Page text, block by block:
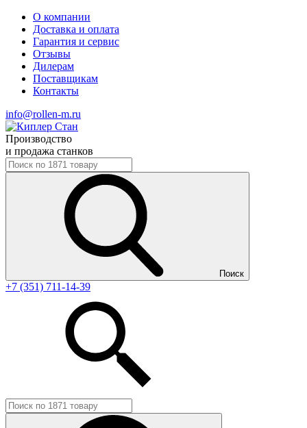
О компании
Доставка и оплата
Гарантия и сервис
Отзывы
Дилерам
Поставщикам
Контакты
info@rollen-m.ru
Производство
и продажа станков
Поиск
+7 (351) 711-14-39